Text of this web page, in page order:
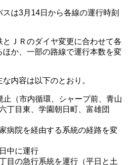
は3月14日から各線の運行時刻
とＪＲのダイヤ変更に合わせて各
か、一部の路線で運行本数を変
内容は以下のとおり。
止（市内循環、シャープ前、青山
丁目東、学園朝日町、富雄団
病院を経由する系統の経路を変
中に運行
目の急行系統を運行（平日と土